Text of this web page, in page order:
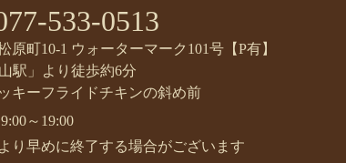
533-0513
原町10-1 ウォーターマーク101号【P有】
駅」より徒歩約6分
キーフライドチキンの斜め前
9:00～19:00
り早めに終了する場合がございます